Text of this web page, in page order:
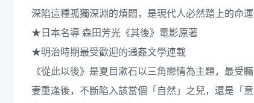
深陷這種孤獨深淵的煩悶，是現代人必然踏上的命運
★日本名導 森田芳光《其後》電影原著
★明治時期最受歡迎的通姦文學連載
《從此以後》是夏目漱石以三角戀情為主題，最受
妻重逢後，不斷陷入該當個「自然」之兒，還是「